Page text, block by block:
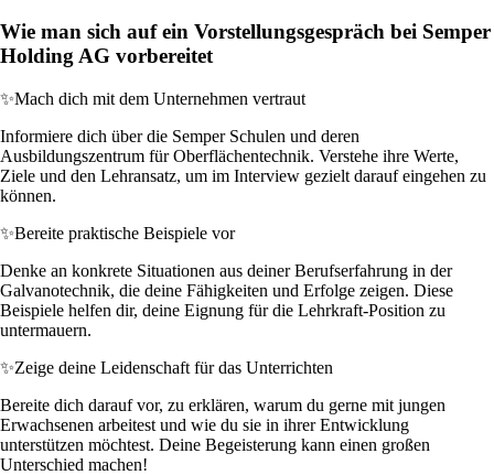
Wie man sich auf ein Vorstellungsgespräch bei Semper
Holding AG vorbereitet
✨Mach dich mit dem Unternehmen vertraut
Informiere dich über die Semper Schulen und deren
Ausbildungszentrum für Oberflächentechnik. Verstehe ihre Werte,
Ziele und den Lehransatz, um im Interview gezielt darauf eingehen zu
können.
✨Bereite praktische Beispiele vor
Denke an konkrete Situationen aus deiner Berufserfahrung in der
Galvanotechnik, die deine Fähigkeiten und Erfolge zeigen. Diese
Beispiele helfen dir, deine Eignung für die Lehrkraft-Position zu
untermauern.
✨Zeige deine Leidenschaft für das Unterrichten
Bereite dich darauf vor, zu erklären, warum du gerne mit jungen
Erwachsenen arbeitest und wie du sie in ihrer Entwicklung
unterstützen möchtest. Deine Begeisterung kann einen großen
Unterschied machen!